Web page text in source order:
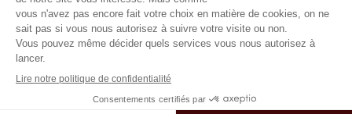
Boite cube de Nougat écorce d’orange et
pistache – 120g
Boîte de nougat